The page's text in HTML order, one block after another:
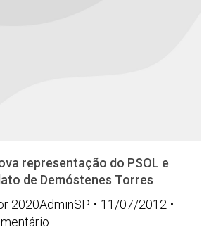
representação do PSOL e
de Demóstenes Torres
2020AdminSP
11/07/2012